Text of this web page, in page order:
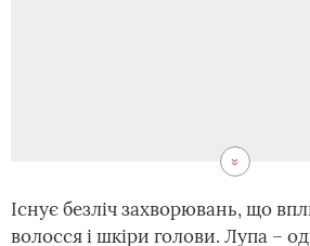
Існує безліч захворювань, що
волосся і шкіри голови. Лупа –